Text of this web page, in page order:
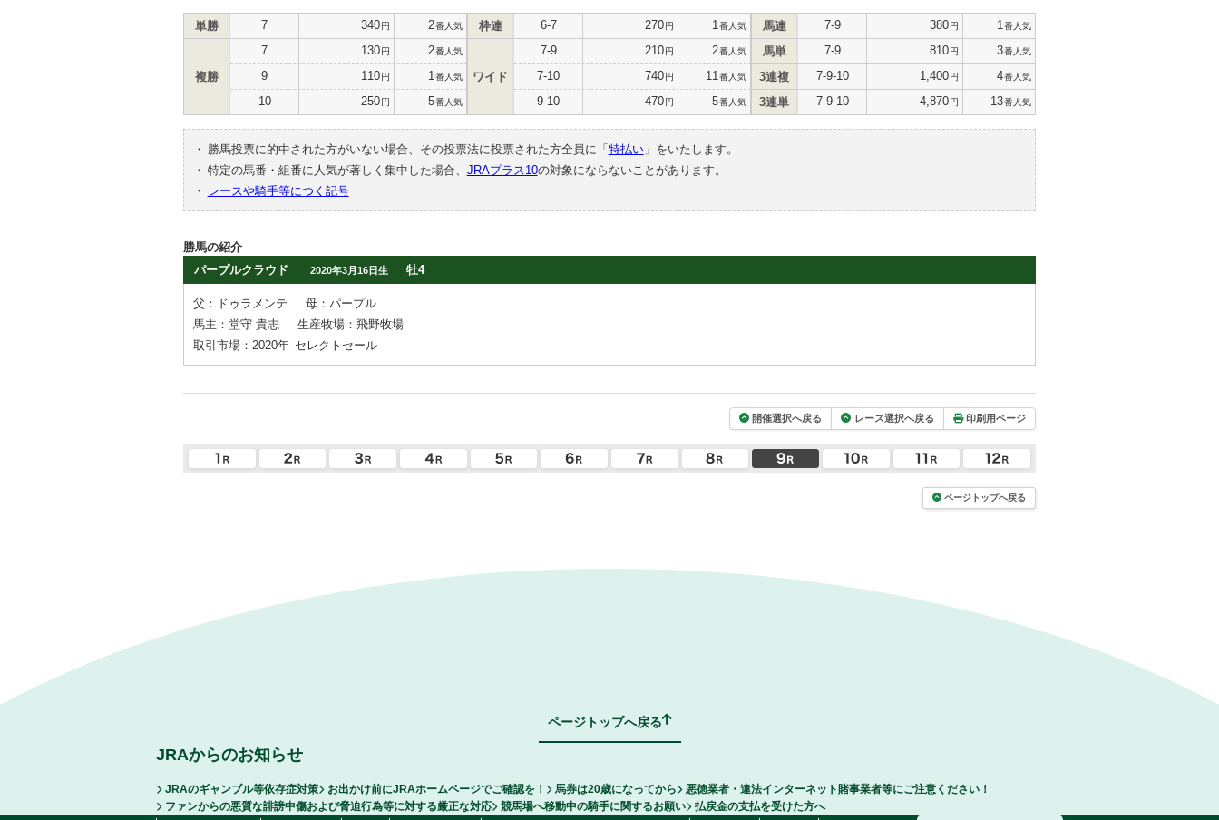
単勝 7 340円 2番人気
複勝
7 130円 2番人気
9 110円 1 番人気
10 250円 5番人気
枠連 6-7 270円 1 番人気
ワイド
7-9 210円 2番人気
7-10 740円 11 番人気
9-10 470円 5番人気
馬連 7-9 380円 1 番人気
馬単 7-9 810円 3番人気
3連複 7-9-10 1,400円 4番人気
3連単 7-9-10 4,870円 13番人気
・ 勝馬投票に的中された方がいない場合、その投票法に投票された方全員に「 特払い」をいたします。
・ 特定の馬番・組番に人気が著しく集中した場合、 JRAプラス10の対象にならないことがあります。
・
レースや騎手等につく記号
勝馬の紹介
パープルクラウド
2020年3月16日生 牡4
父：ドゥラメンテ
母：パープル
馬主：堂守 貴志
生産牧場：飛野牧場
取引市場：2020年 セレクトセール
開催選択へ戻る レース選択へ戻る 印刷用ページ
ページトップへ戻る
ページトップへ戻る
JRAからのお知らせ
JRAのギャンブル等依存症対策 お出かけ前にJRAホームページでご確認を！ 馬券は20歳になってから
悪徳業者・違法インターネット賭事業者等にご注意ください！
ファンからの悪質な誹謗中傷および脅迫行為等に対する厳正な対応
競馬場へ移動中の騎手に関するお願い 払戻金の支払を受けた方へ